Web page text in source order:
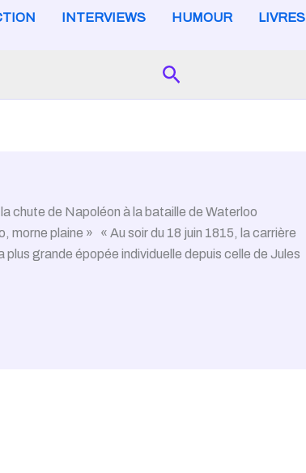
INTERVIEWS HUMOUR LIVRES
Search
chute de Napoléon à la bataille de Waterloo
plaine » « Au soir du 18 juin 1815, la carrière
grande épopée individuelle depuis celle de Jules